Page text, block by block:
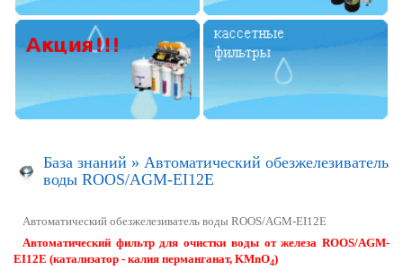
База знаний » Автоматический обезжелезиватель
воды ROOS/AGM-EI12E
Автоматический обезжелезиватель воды ROOS/AGM-EI12E
Автоматический фильтр для очистки воды от железа ROOS/AGM-
EI12E (катализатор - калия перманганат, KMnO4)